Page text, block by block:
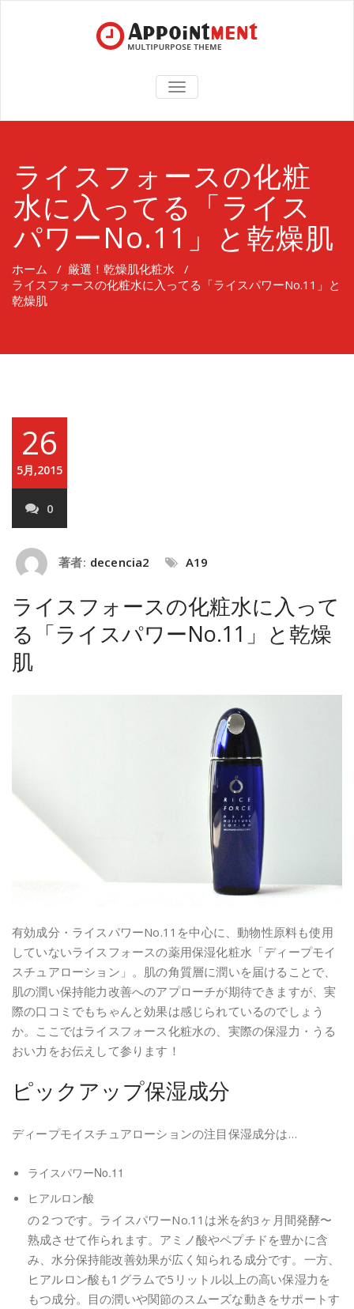
TOGGLE
NAVIGATION
ライスフォースの化粧
水に入ってる「ライス
パワーNo.11」と乾燥肌
ホーム / 厳選！乾燥肌化粧水 /
ライスフォースの化粧水に入ってる「ライスパワーNo.11」と
乾燥肌
26
5月,2015
0
著者: decencia2 A19
ライスフォースの化粧水に入って
る「ライスパワーNo.11」と乾燥
肌
有効成分・ライスパワーNo.11を中心に、動物性原料も使用
していないライスフォースの薬用保湿化粧水「ディープモイ
スチュアローション」。肌の角質層に潤いを届けることで、
肌の潤い保持能力改善へのアプローチが期待できますが、実
際の口コミでもちゃんと効果は感じられているのでしょう
か。ここではライスフォース化粧水の、実際の保湿力・うる
おい力をお伝えして参ります！
ピックアップ保湿成分
ディープモイスチュアローションの注目保湿成分は…
ライスパワーNo.11
ヒアルロン酸
の２つです。ライスパワーNo.11は米を約3ヶ月間発酵〜
熟成させて作られます。アミノ酸やペプチドを豊かに含
み、水分保持能改善効果が広く知られる成分です。一方、
ヒアルロン酸も1グラムで5リットル以上の高い保湿力を
もつ成分。目の潤いや関節のスムーズな動きをサポートす